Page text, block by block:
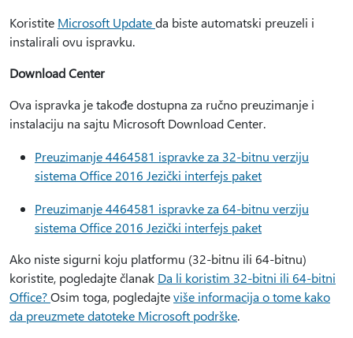
Koristite Microsoft Updateda biste automatski preuzeli i
instalirali ovu ispravku.
Download Center
Ova ispravka je takođe dostupna za ručno preuzimanje i
instalaciju na sajtu Microsoft Download Center.
Preuzimanje 4464581 ispravke za 32-bitnu verziju
sistema Office 2016 Jezički interfejs paket
Preuzimanje 4464581 ispravke za 64-bitnu verziju
sistema Office 2016 Jezički interfejs paket
Ako niste sigurni koju platformu (32-bitnu ili 64-bitnu)
koristite, pogledajte članak Da li koristim 32-bitni ili 64-bitni
Office?Osim toga, pogledajteviše informacija o tome kako
da preuzmete datoteke Microsoft podrške.